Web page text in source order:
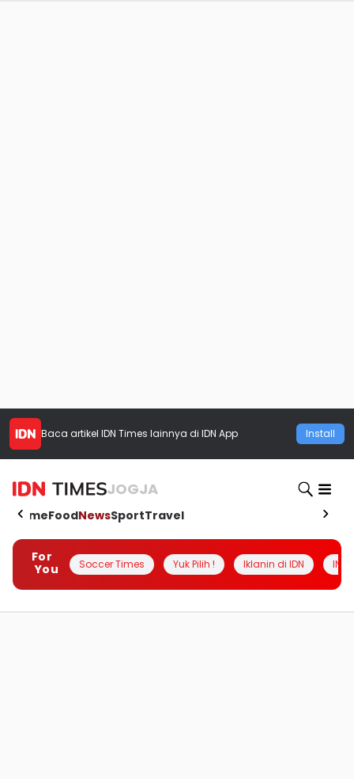
Baca artikel IDN Times lainnya di IDN App Install
JOGJA
HomeFoodNewsSportTravel
For
You
Soccer Times Yuk Pilih ! Iklanin di IDN